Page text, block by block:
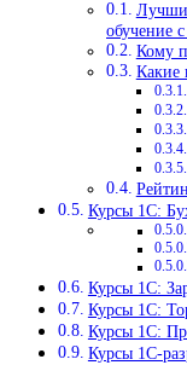
обучение
Кому
Какие
Курсы 1С:
Курсы 1С:
Курсы 1С:
Курсы 1С:
Курсы 1С-